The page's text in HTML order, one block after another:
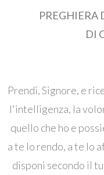
PREGHIERA
DI
Prendi, Signore, e
l'intelligenza, la
quello che ho e
a te lo rendo, a te lo
disponi secondo il